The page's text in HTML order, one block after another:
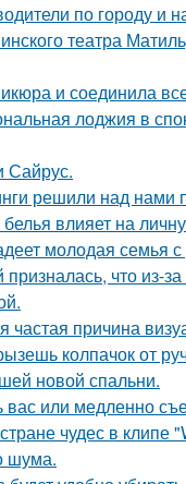
по городу и
театра
и соединила
лоджия в
Сайрус.
решили над нами
влияет на
молодая семья
что из-
частая причина
колпачок от
новой спальни.
или медленно
чудес в клипе
шума.